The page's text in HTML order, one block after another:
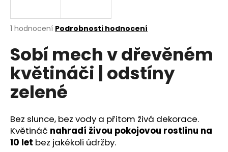
Průměrné
produktu
je
5,0
5
hvězdiček.
1 hodnocení Podrobnosti hodnocení
Sobí mech v dřevěném
květináči | odstíny
zelené
Bez slunce, bez vody a přitom živá dekorace.
Květináč nahradí živou pokojovou rostlinu na
10 let bez jakékoli údržby.
j
t
?
HLEDAT